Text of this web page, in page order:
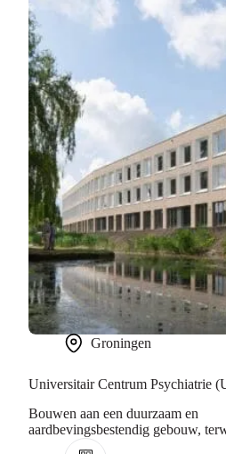
Groningen
Universitair Centrum Psychiatrie
Bouwen aan een duurzaam en
aardbevingsbestendig gebouw,
gewoon doorgaat.